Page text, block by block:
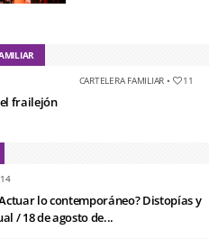
CARTELERA FAMILIAR • 11
frailejón
14
lo contemporáneo? Distopías y
/ 18 de agosto de...